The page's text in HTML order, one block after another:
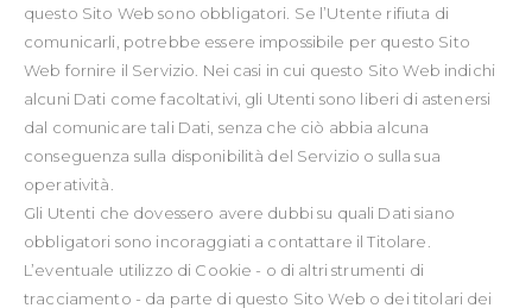
questo Sito Web sono obbligatori. Se l’Utente rifiuta di
comunicarli, potrebbe essere impossibile per questo Sito
Web fornire il Servizio. Nei casi in cui questo Sito Web indichi
alcuni Dati come facoltativi, gli Utenti sono liberi di astenersi
dal comunicare tali Dati, senza che ciò abbia alcuna
conseguenza sulla disponibilità del Servizio o sulla sua
operatività.
Gli Utenti che dovessero avere dubbi su quali Dati siano
obbligatori sono incoraggiati a contattare il Titolare.
L’eventuale utilizzo di Cookie - o di altri strumenti di
tracciamento - da parte di questo Sito Web o dei titolari dei